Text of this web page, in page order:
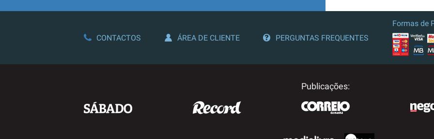
CONTACTOS ÁREA DE CLIENTE PERGUNTAS FREQUENTES
Formas de
Publicações: